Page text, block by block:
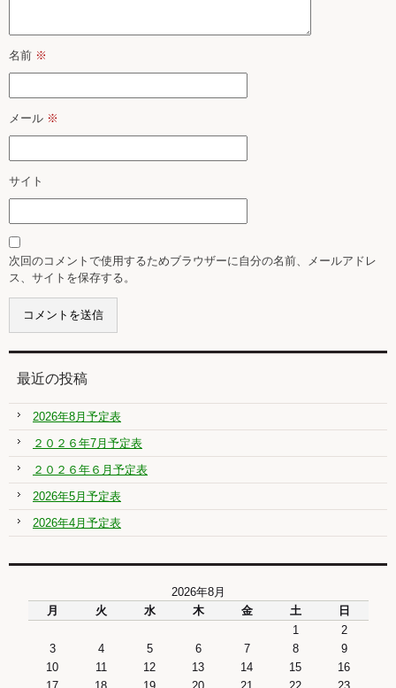
名前 ※
メール ※
サイト
次回のコメントで使用するためブラウザーに自分の名前、メールアドレ
ス、サイトを保存する。
最近の投稿
2026年8月予定表
２０２６年7月予定表
２０２６年６月予定表
2026年5月予定表
2026年4月予定表
2026年8月
月
火 水 木 金 土
日
1
2
3
4 5 6 7 8
9
10
11 12 13 14 15
16